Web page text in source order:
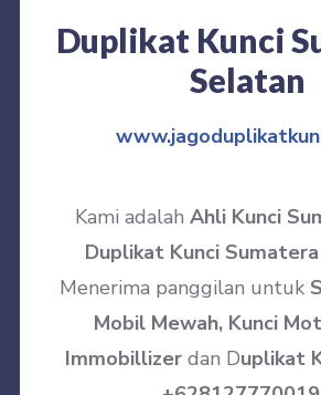
Duplikat Kunci
Selatan
Kami adalah Ahli Kunci
Duplikat Kunci
Menerima panggilan untuk
Mobil Mewah, Kunci
Immobillizerdan Duplikat